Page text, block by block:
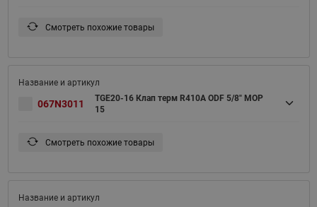
Смотреть похожие товары
067N3011
TGE20-16 Клап терм R410A ODF 5/8" MOP
15
Смотреть похожие товары